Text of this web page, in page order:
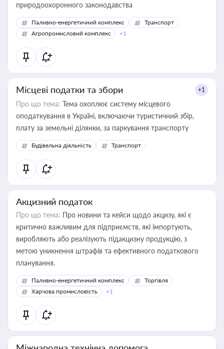
природоохоронного законодавства
Паливно-енергетичний комплекс
Транспорт
Агропромисловий комплекс
+1
Місцеві податки та збори +1
Про що тема: Тема охоплює систему місцевого
оподаткування в Україні, включаючи туристичний збір,
плату за земельні ділянки, за паркування транспорту
Будівельна діяльність Транспорт
Акцизний податок
Про що тема: Про новини та кейси щодо акцизу, які є
критично важливим для підприємств, які імпортують,
виробляють або реалізують підакцизну продукцію, з
метою уникнення штрафів та ефективного податкового
планування.
Паливно-енергетичний комплекс
Торгівля
Харчова промисловість
+1